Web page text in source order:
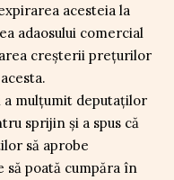
acesteia la
adaosului comercial
creșterii prețurilor
mulțumit deputaților
sprijin și a spus că
să aprobe
poată cumpăra în